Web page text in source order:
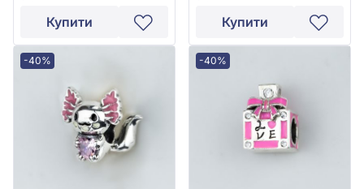
Купити Купити
-40% -40%